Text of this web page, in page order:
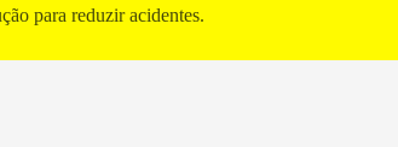
para reduzir acidentes.